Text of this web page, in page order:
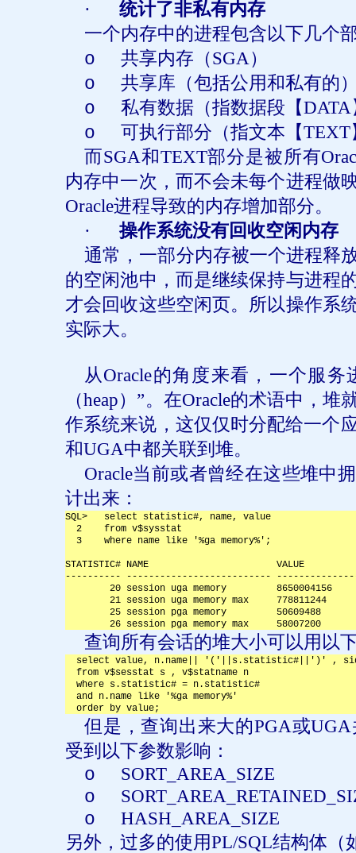
·
统计了非私有内存
一个内存中的进程包含以下几个
o
共享内存（SGA）
o
共享库（包括公用和私有的
o
私有数据（指数据段【DATA
o
可执行部分（指文本【TEXT
而SGA和TEXT部分是被所有
内存中一次，而不会未每个进程做
Oracle进程导致的内存增加部分。
·
操作系统没有回收空闲内存
通常，一部分内存被一个进程释
的空闲池中，而是继续保持与进程
才会回收这些空闲页。所以操作系
实际大。
从Oracle的角度来看，一个服务
（heap）”。在Oracle的术语中，堆
作系统来说，这仅仅时分配给一个
和UGA中都关联到堆。
Oracle当前或者曾经在这些堆中
计出来：
SQL>   select statistic#, name, value
2    from v$sysstat
3    where name like '%ga memory%';
STATISTIC# NAME                       VALUE
---------- --------------------------
20 session uga memory         8650004156
21 session uga memory max     778811244
25 session pga memory         50609488
26 session pga memory max     58007200
查询所有会话的堆大小可以用以
select value, n.name|| '('||s.statistic#||')' ,
from v$sesstat s , v$statname n
where s.statistic# = n.statistic#
and n.name like '%ga memory%'
order by value;
但是，查询出来大的PGA或UGA
受到以下参数影响：
o
SORT_AREA_SIZE
o
o
HASH_AREA_SIZE
另外，过多的使用PL/SQL结构体（